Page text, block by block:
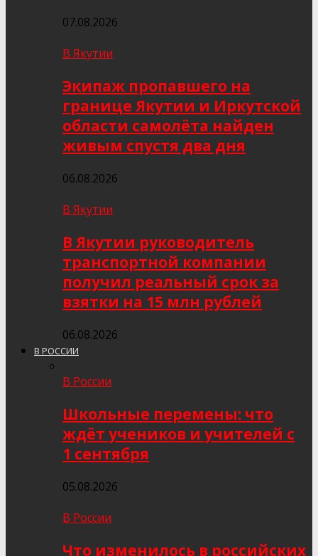
07.08.2026
В Якутии
Экипаж пропавшего на
границе Якутии и Иркутской
области самолёта найден
живым спустя два дня
06.08.2026
В Якутии
В Якутии руководитель
транспортной компании
получил реальный срок за
взятки на 15 млн рублей
06.08.2026
В РОССИИ
В России
Школьные перемены: что
ждёт учеников и учителей с
1 сентября
05.08.2026
В России
Что изменилось в российских